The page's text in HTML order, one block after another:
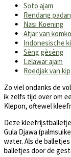
Soto ajam
Rendang
Nasi Koening
Atjar van
Indonesische
Sèng gèsèng
Lelawar ajam
Roedjak van kip
Zo viel ondanks de
ik zelfs tijd over om
Klepon, oftewel
Deze
Gula Djawa
water. Als de
balletjes door de